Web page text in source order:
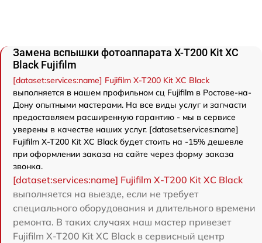
Замена вспышки фотоаппарата X-T200 Kit XC
Black Fujifilm
[dataset:services:name] Fujifilm X-T200 Kit XC Black
выполняется в нашем профильном сц Fujifilm в Ростове-на-
Дону опытными мастерами. На все виды услуг и запчасти
предоставляем расширенную гарантию - мы в сервисе
уверены в качестве наших услуг. [dataset:services:name]
Fujifilm X-T200 Kit XC Black будет стоить на -15% дешевле
при оформлении заказа на сайте через форму заказа
звонка.
[dataset:services:name] Fujifilm X-T200 Kit XC Black
выполняется на выезде, если не требует
специального оборудования и длительного времени
ремонта. В таких случаях наш мастер привезет
Fujifilm X-T200 Kit XC Black в сервисный центр